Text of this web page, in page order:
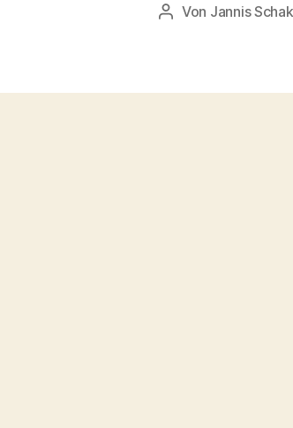
Beitragsautor
Von Jannis